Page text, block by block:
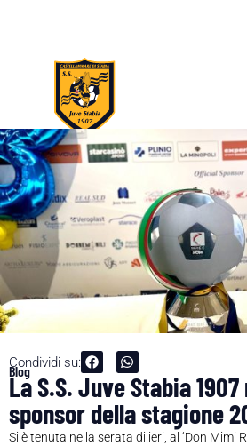
Condividi su:
Blog
La S.S. Juve Stabia
sponsor della stagione
Si è tenuta nella serata di ieri, al ‘Don Mimi